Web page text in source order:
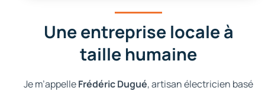
Une entreprise locale à
taille humaine
Je m’appelleFrédéric Dugué, artisan électricien basé